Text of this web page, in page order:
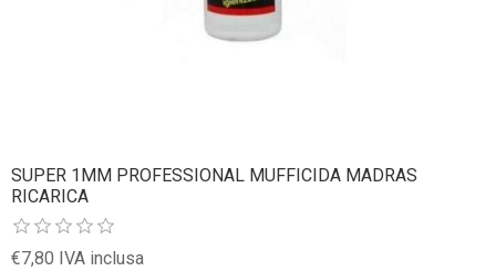
SUPER 1MM PROFESSIONAL MUFFICIDA MADRAS
RICARICA
€7,80 IVA inclusa